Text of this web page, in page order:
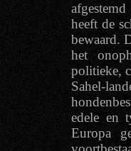
heeft de
bewaard.
het
politieke,
Sahel-
edele en
Europa